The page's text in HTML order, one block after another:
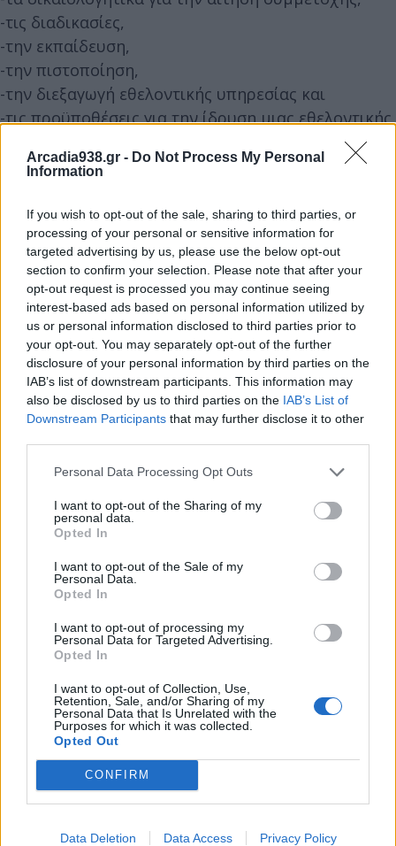
Arcadia938.gr - Do Not Process My Personal
Information
If you wish to opt-out of the sale, sharing to third parties, or
processing of your personal or sensitive information for
targeted advertising by us, please use the below opt-out
section to confirm your selection. Please note that after your
opt-out request is processed you may continue seeing
interest-based ads based on personal information utilized by
us or personal information disclosed to third parties prior to
your opt-out. You may separately opt-out of the further
disclosure of your personal information by third parties on the
IAB’s list of downstream participants. This information may
also be disclosed by us to third parties on the IAB’s List of
Downstream Participants that may further disclose it to other
Personal Data Processing Opt Outs
I want to opt-out of the Sharing of my
personal data.
Opted In
I want to opt-out of the Sale of my
Personal Data.
Opted In
I want to opt-out of processing my
Personal Data for Targeted Advertising.
Opted In
I want to opt-out of Collection, Use,
Retention, Sale, and/or Sharing of my
Personal Data that Is Unrelated with the
Purposes for which it was collected.
Opted Out
CONFIRM
Data Deletion Data Access Privacy Policy
-τις διαδικασίες,
-την εκπαίδευση,
-την πιστοποίηση,
-την διεξαγωγή εθελοντικής υπηρεσίας και
-τις προϋποθέσεις για την ίδρυση μιας εθελοντικής
Πυροσβεστικών Υπηρεσιών Νομού Αρκαδίας
Πύραρχος Κωνσταντίνος Γραφάκος.
Στην συνάντηση συμμετείχε και τίμησε με την
παρουσία της η Πρόεδρος του φιλοτεχνικού
συλλόγου Λεβιδίου κα Vasiliki Kousta .
Από αύριο το πρωί θα ξεκινήσουν οι
ενδιαφερόμενοι για την απόκτηση της ιδιότητας
του #Εθελοντή #Πυροσβέστη να συγκεντρώνουν
τα απαραίτητα δικαιολογητικά ώστε στο τέλος
Πυροσβεστικού Σώματος η λίστα των υποψηφίων
εθελοντών πυροσβεστών.
Καλή επιτυχία στην νέα σημαντική προσπάθεια!!!
Διάβασε σχετικά
Δωρεά ειδών από την Παγγορτυνιακή Ένωση
στον πυροσβεστικό σταθμό Βυτίνας
Προκήρυξη πέντε θεσεων Πυροσβεστών
7ετούς θητείας στην Αρκαδία
Αρκαδία: Σε επιφυλακή η Πυροσβεστική εν
όψει του ΕΚΟ Ράλλυ Ακρόπολις 2026
Κώστας Τζιούμης: «Η Τρίπολη αλλάζει και